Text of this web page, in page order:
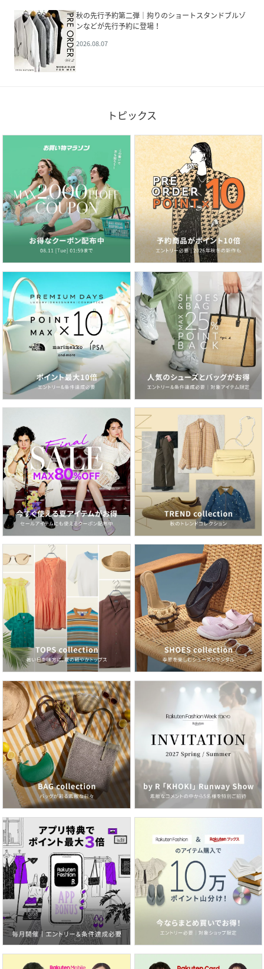
秋の先行予約第二弾｜拘りのショートスタンドブルゾ
ンなどが先行予約に登場！
2026.08.07
トピックス